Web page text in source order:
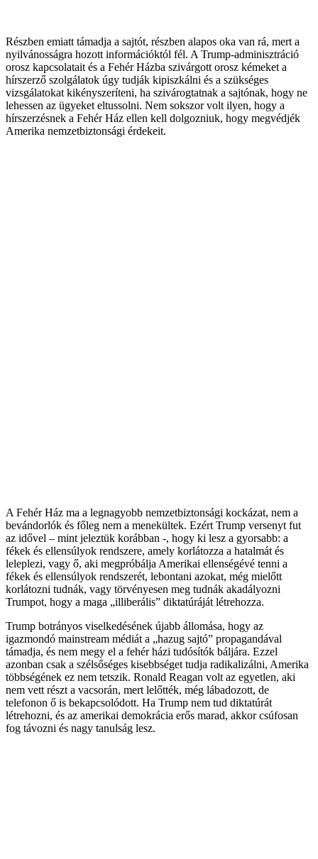
Részben emiatt támadja a sajtót, részben alapos oka van rá, mert a
nyilvánosságra hozott információktól fél. A Trump-adminisztráció
orosz kapcsolatait és a Fehér Házba szivárgott orosz kémeket a
hírszerző szolgálatok úgy tudják kipiszkálni és a szükséges
vizsgálatokat kikényszeríteni, ha szivárogtatnak a sajtónak, hogy ne
lehessen az ügyeket eltussolni. Nem sokszor volt ilyen, hogy a
hírszerzésnek a Fehér Ház ellen kell dolgozniuk, hogy megvédjék
Amerika nemzetbiztonsági érdekeit.
A Fehér Ház ma a legnagyobb nemzetbiztonsági kockázat, nem a
bevándorlók és főleg nem a menekültek. Ezért Trump versenyt fut
az idővel – mint jeleztük korábban -, hogy ki lesz a gyorsabb: a
fékek és ellensúlyok rendszere, amely korlátozza a hatalmát és
leleplezi, vagy ő, aki megpróbálja Amerikai ellenségévé tenni a
fékek és ellensúlyok rendszerét, lebontani azokat, még mielőtt
korlátozni tudnák, vagy törvényesen meg tudnák akadályozni
Trumpot, hogy a maga „illiberális” diktatúráját létrehozza.
Trump botrányos viselkedésének újabb állomása, hogy az
igazmondó mainstream médiát a „hazug sajtó” propagandával
támadja, és nem megy el a fehér házi tudósítók báljára. Ezzel
azonban csak a szélsőséges kisebbséget tudja radikalizálni, Amerika
többségének ez nem tetszik. Ronald Reagan volt az egyetlen, aki
nem vett részt a vacsorán, mert lelőtték, még lábadozott, de
telefonon ő is bekapcsolódott. Ha Trump nem tud diktatúrát
létrehozni, és az amerikai demokrácia erős marad, akkor csúfosan
fog távozni és nagy tanulság lesz.